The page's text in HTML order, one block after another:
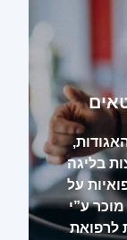
בליגה
על
ע”י